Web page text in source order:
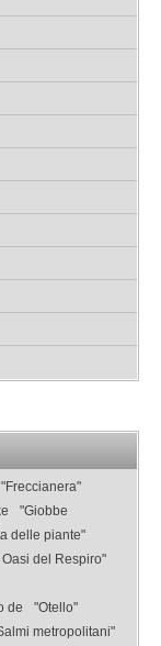
"Freccianera"
"Giobbe
delle piante"
del Respiro"
de
"Otello"
metropolitani"